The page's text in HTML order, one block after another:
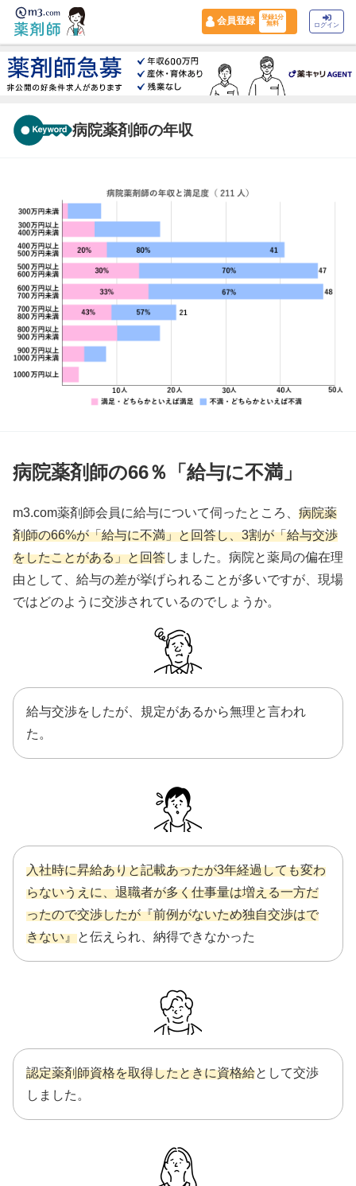
会員登録
登録1分
無料
ログイン
病院薬剤師の年収
病院薬剤師の66％「給与に不満」
m3.com薬剤師会員に給与について伺ったところ、 病院薬
剤師の66%が「給与に不満」と回答し、3割が「給与交渉
をしたことがある」と回答しました。病院と薬局の偏在理
由として、給与の差が挙げられることが多いですが、現場
ではどのように交渉されているのでしょうか。
給与交渉をしたが、規定があるから無理と言われ
た。
入社時に昇給ありと記載あったが3年経過しても変わ
らないうえに、退職者が多く仕事量は増える一方だ
ったので交渉したが『前例がないため独自交渉はで
きない』と伝えられ、納得できなかった
認定薬剤師資格を取得したときに資格給として交渉
しました。